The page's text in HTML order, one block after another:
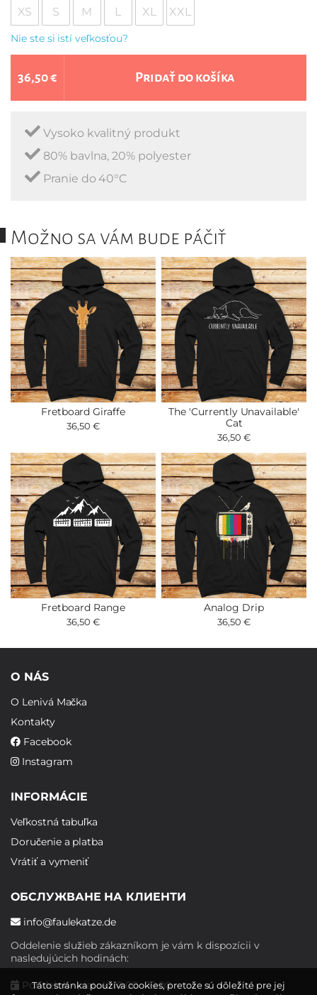
XS S M L XL XXL
Nie ste si istí veľkosťou?
36,50 € Pridať do košíka
Vysoko kvalitný produkt
80% bavlna, 20% polyester
Pranie do 40°C
Možno sa vám bude páčiť
Fretboard Giraffe
36,50 €
The 'Currently Unavailable'
Cat
36,50 €
Fretboard Range
36,50 €
Analog Drip
36,50 €
O NÁS
O Lenivá Mačka
Kontakty
Facebook
Instagram
INFORMÁCIE
Veľkostná tabuľka
Doručenie a platba
Vrátiť a vymeniť
ОБСЛУЖВАНЕ НА КЛИЕНТИ
info@faulekatze.de
Oddelenie služieb zákazníkom je vám k dispozícii v
nasledujúcich hodinách:
Pondelok - piatok: 10:00 - 19:00
Táto stránka používa cookies, pretože sú dôležité pre jej